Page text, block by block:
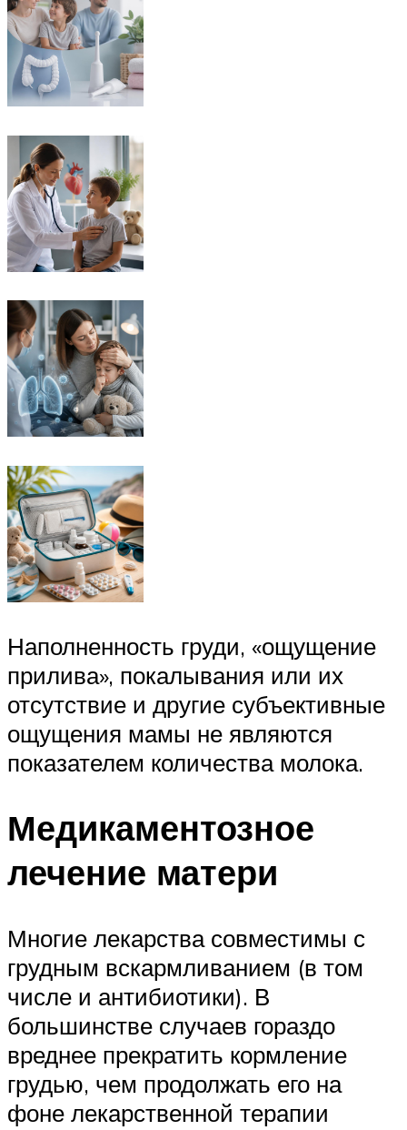
Наполненность груди, «ощущение
прилива», покалывания или их
отсутствие и другие субъективные
ощущения мамы не являются
показателем количества молока.
Медикаментозное
лечение матери
Многие лекарства совместимы с
грудным вскармливанием (в том
числе и антибиотики). В
большинстве случаев гораздо
вреднее прекратить кормление
грудью, чем продолжать его на
фоне лекарственной терапии